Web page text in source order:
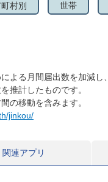
村別 世帯
よる月間届出数を加減し、
推計したものです。
の移動を含みます。
jinkou/
関連アプリ